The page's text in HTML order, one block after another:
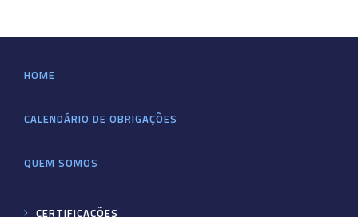
HOME
CALENDÁRIO DE OBRIGAÇÕES
QUEM SOMOS
CERTIFICAÇÕES